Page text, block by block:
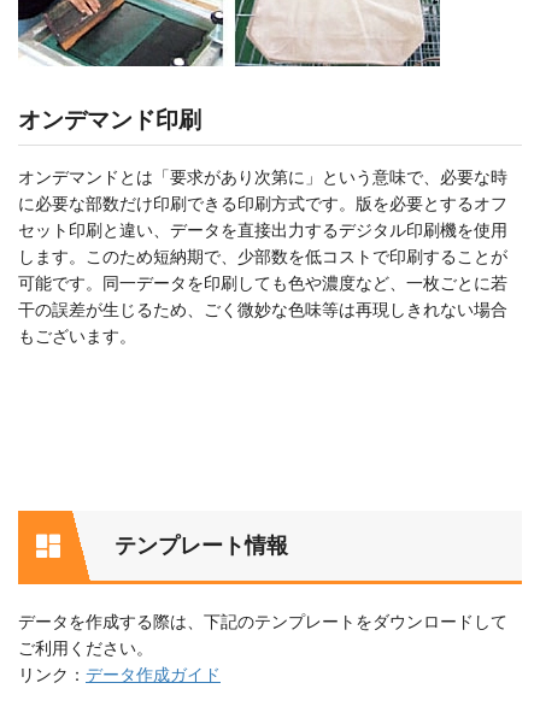
オンデマンド印刷
オンデマンドとは「要求があり次第に」という意味で、必要な時
に必要な部数だけ印刷できる印刷方式です。版を必要とするオフ
セット印刷と違い、データを直接出力するデジタル印刷機を使用
します。このため短納期で、少部数を低コストで印刷することが
可能です。同一データを印刷しても色や濃度など、一枚ごとに若
干の誤差が生じるため、ごく微妙な色味等は再現しきれない場合
もございます。
テンプレート情報
データを作成する際は、下記のテンプレートをダウンロードして
ご利用ください。
リンク： データ作成ガイド